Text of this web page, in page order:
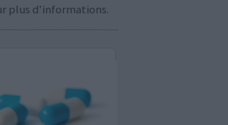
plus d'informations.